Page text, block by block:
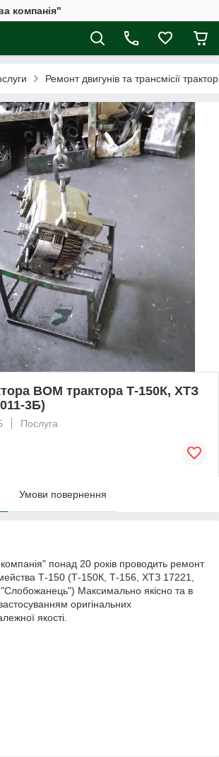
компанія"
Ремонт двигунів та трансмісії
ВОМ трактора Т-150К, ХТЗ
3Б)
Послуга
Умови повернення
понад 20 років проводить ремонт
Т-150 (Т-150К, Т-156, ХТЗ 17221,
Максимально якісно та в
оригінальних
якості.